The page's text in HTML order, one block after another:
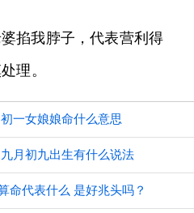
掐我脖子，代表营利得
理。
一女娘娘命什么意思
月初九出生有什么说法
命代表什么 是好兆头吗？